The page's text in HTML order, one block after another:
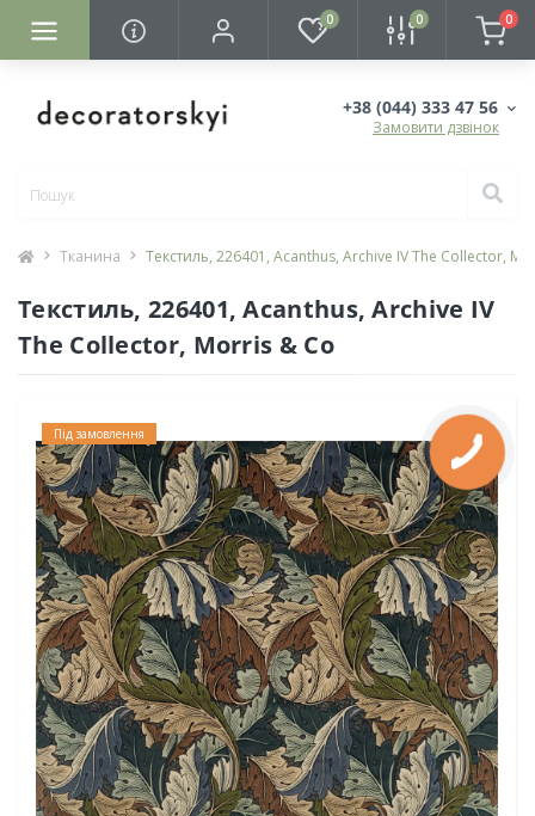
0 0 0
+38 (044) 333 47 56
Замовити дзвінок
Тканина Текстиль, 226401, Acanthus, Archive IV The Collector,
Текстиль, 226401, Acanthus, Archive IV
The Collector, Morris & Co
Під замовлення